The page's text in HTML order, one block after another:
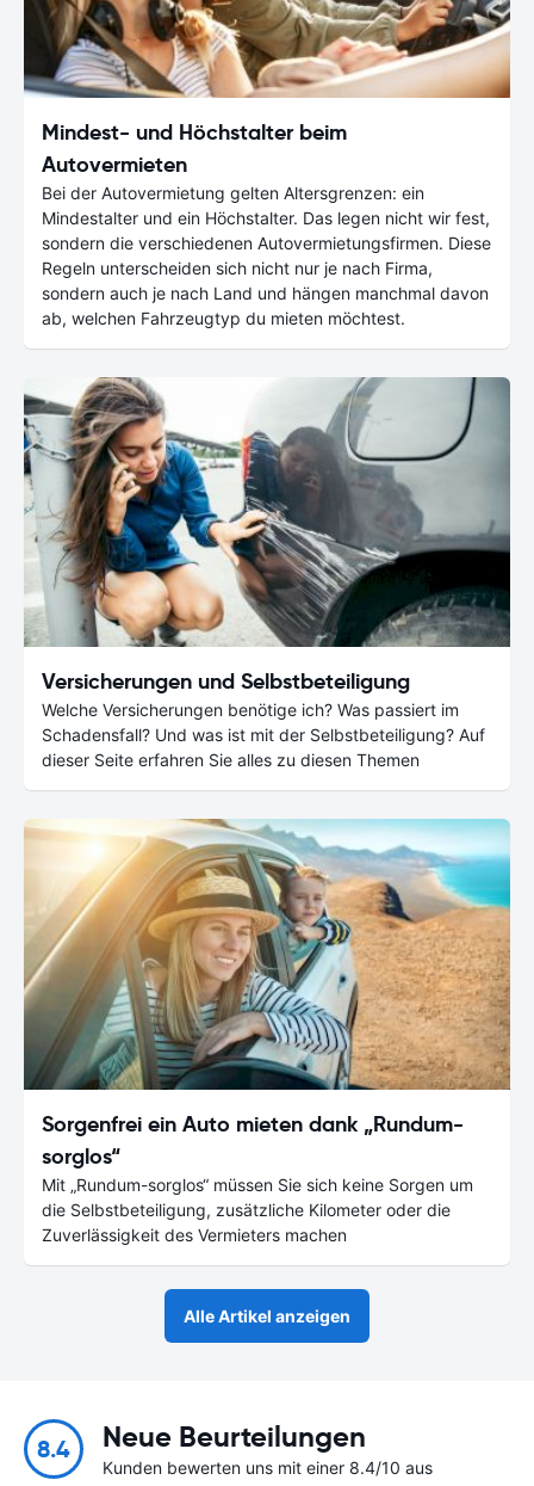
Mindest- und Höchstalter beim
Autovermieten
Bei der Autovermietung gelten Altersgrenzen: ein
Mindestalter und ein Höchstalter. Das legen nicht wir fest,
sondern die verschiedenen Autovermietungsfirmen. Diese
Regeln unterscheiden sich nicht nur je nach Firma,
sondern auch je nach Land und hängen manchmal davon
ab, welchen Fahrzeugtyp du mieten möchtest.
Versicherungen und Selbstbeteiligung
Welche Versicherungen benötige ich? Was passiert im
Schadensfall? Und was ist mit der Selbstbeteiligung? Auf
dieser Seite erfahren Sie alles zu diesen Themen
Sorgenfrei ein Auto mieten dank „Rundum-
sorglos“
Mit „Rundum-sorglos“ müssen Sie sich keine Sorgen um
die Selbstbeteiligung, zusätzliche Kilometer oder die
Zuverlässigkeit des Vermieters machen
Alle Artikel anzeigen
8.4 Neue Beurteilungen
Kunden bewerten uns mit einer 8.4/10 aus